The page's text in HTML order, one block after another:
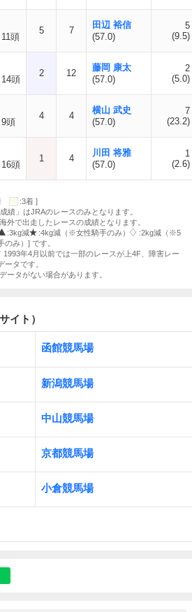
頭
5 7
田辺 裕信
(57.0)
5
(9.5)
頭
2 12
藤岡 康太
(57.0)
2
(5.0)
頭
4 4
横山 武史
(57.0)
7
(23.2)
頭
1 4
川田 将雅
(57.0)
1
(2.6)
:3着 ]
績」はJRAのレースのみとなります。
で出走したレースの成績となります。
:3kg減 :4kg減（※女性騎手のみ）
:2kg減（※5
み）] です。
年4月以前では一部のレースが上4F、障害レー
ータです。
タがない場合があります。
イト）
函館競馬場
新潟競馬場
中山競馬場
京都競馬場
小倉競馬場